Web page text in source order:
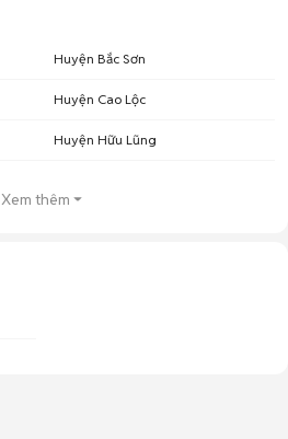
Huyện Bắc Sơn
Huyện Cao Lộc
Huyện Hữu Lũng
Xem thêm